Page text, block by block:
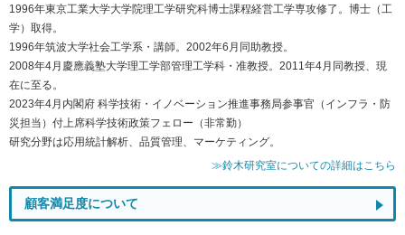
1996年東京工業大学大学院理工学研究科博士課程経営工学専攻修了。博士（工
学）取得。
1996年筑波大学社会工学系・講師。2002年6月同助教授。
2008年4月慶應義塾大学理工学部管理工学科・准教授。2011年4月同教授、現
在に至る。
2023年4月内閣府 科学技術・イノベーション推進事務局参事官（インフラ・防
災担当）付上席科学技術政策フェロー（非常勤）
研究分野は応用統計解析、品質管理、マーケティング。
≫鈴木研究室についての詳細はこちら
顧客満足度について